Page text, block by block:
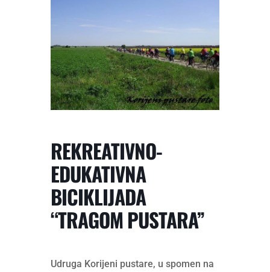
REKREATIVNO-
EDUKATIVNA
BICIKLIJADA
“TRAGOM PUSTARA”
Udruga Korijeni pustare, u spomen na